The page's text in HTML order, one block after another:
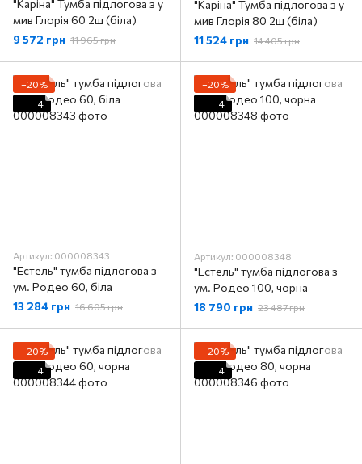
"Каріна" Тумба підлогова з у
мив Глорія 60 2ш (біла)
9 572 грн 11 965 грн
"Каріна" Тумба підлогова з у
мив Глорія 80 2ш (біла)
11 524 грн 14 405 грн
−20%
4
Артикул: 000008343
"Естель" тумба підлогова з
ум. Родео 60, біла
13 284 грн 16 605 грн
−20%
4
Артикул: 000008348
"Естель" тумба підлогова з
ум. Родео 100, чорна
18 790 грн 23 487 грн
−20%
4
−20%
4